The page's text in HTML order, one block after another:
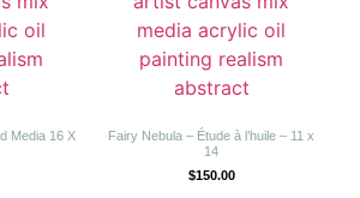
Media 16 X
Fairy Nebula – Étude à l’huile – 11 x
14
$150.00